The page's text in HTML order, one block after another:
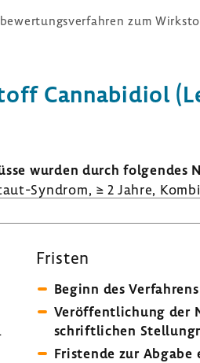
Canna­b­i­diol
wurden durch
Syndrom, ≥ 2 Jahre,
Fristen
Beginn des
Veröf­fent­li­chung der
schrift­li­chen
Fris­tende zur